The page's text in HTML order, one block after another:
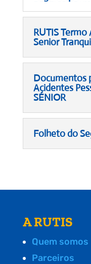
RUTIS
Senior
Documentos
Acidentes
SÉNIOR
Folheto do
A RUTIS
Quem somos
Parceiros